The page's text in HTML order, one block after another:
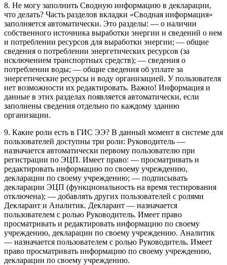
8. Не могу заполнить Сводную информацию в декларации,
что делать? Часть разделов вкладки «Сводная информация»
заполняется автоматически. Это разделы: — о наличии
собственного источника выработки энергии и сведений о нем
и потреблении ресурсов для выработки энергии; — общие
сведения о потреблении энергетических ресурсов (за
исключением транспортных средств); — сведения о
потреблении воды; — общие сведения об уплате за
энергетические ресурсы и воду организацией. У пользователя
нет возможности их редактировать. Важно! Информация и
данные в этих разделах появляется автоматически, если
заполнены сведения отдельно по каждому зданию
организации.
9. Какие роли есть в ГИС ЭЭ? В данный момент в системе для
пользователей доступны три роли: Руководитель —
назначается автоматически первому пользователю при
регистрации по ЭЦП. Имеет право: — просматривать и
редактировать информацию по своему учреждению,
декларации по своему учреждению; — подписывать
декларации ЭЦП (функциональность на время тестирования
отключена); — добавлять других пользователей с ролями
Декларант и Аналитик. Декларант — назначается
пользователем с ролью Руководитель. Имеет право
просматривать и редактировать информацию по своему
учреждению, декларации по своему учреждению. Аналитик
— назначается пользователем с ролью Руководитель. Имеет
право просматривать информацию по своему учреждению,
декларации по своему учреждению.